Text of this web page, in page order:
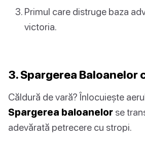
Primul care distruge baza
victoria.
3. Spargerea Baloanelor
Căldură de vară? Înlocuiește
Spargerea baloanelor se
adevărată petrecere cu stropi.